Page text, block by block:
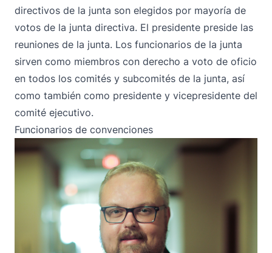
directivos de la junta son elegidos por mayoría de
votos de la junta directiva. El presidente preside las
reuniones de la junta. Los funcionarios de la junta
sirven como miembros con derecho a voto de oficio
en todos los comités y subcomités de la junta, así
como también como presidente y vicepresidente del
comité ejecutivo.
Funcionarios de convenciones